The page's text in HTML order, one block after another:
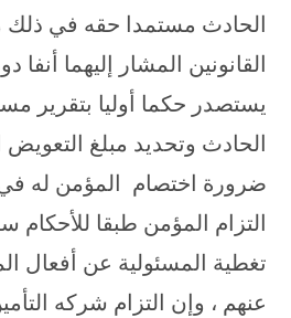
الحادث مستمدا حقه في
القانونين المشار إليهما
يستصدر حكما أوليا بتقرير
الحادث وتحديد مبلغ
ضرورة اختصام المؤمن له
التزام المؤمن طبقا للأحكام
تغطية المسئولية عن أفعال
عنهم ، وإن التزام شركه